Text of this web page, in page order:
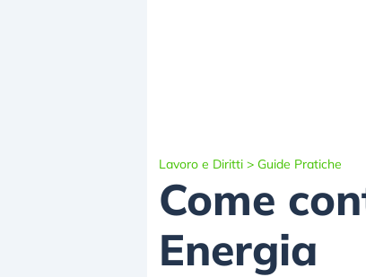
Lavoro e Diritti > Guide Pratiche
Come
Energia